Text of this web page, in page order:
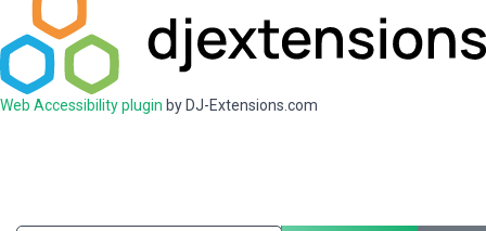
Web Accessibility plugin by DJ-Extensions.com